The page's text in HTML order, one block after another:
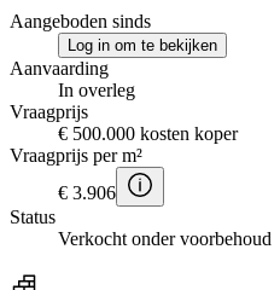
Aangeboden sinds
Log in om te bekijken
Aanvaarding
In overleg
Vraagprijs
€ 500.000 kosten koper
Vraagprijs per m²
€ 3.906
Status
Verkocht onder voorbehoud